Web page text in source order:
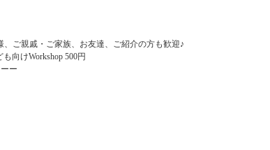
ご親戚・ご家族、お友達、ご紹介の方も歓迎♪
/ 子ども向けWorkshop 500円
ー